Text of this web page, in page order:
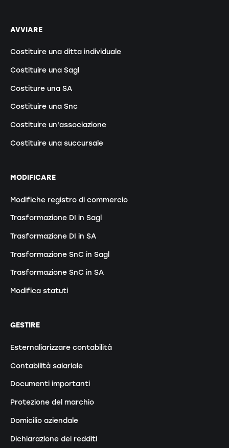
AVVIARE
Costituire una ditta individuale
Costituire una Sagl
Costiture una SA
Costituire una Snc
Costituire un'associazione
Costituire una succursale
MODIFICARE
Modifiche registro di commercio
Trasformazione DI in Sagl
Trasformazione DI in SA
Trasformazione SnC in Sagl
Trasformazione SnC in SA
Modifica statuti
GESTIRE
Esternaliarizzare contabilità
Contabilità salariale
Documenti importanti
Protezione del marchio
Domicilio aziendale
Dichiarazione dei redditi